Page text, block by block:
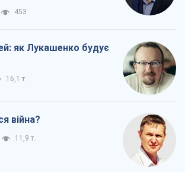
453
як Лукашенко будує
16,1 т.
війна?
11,9 т.